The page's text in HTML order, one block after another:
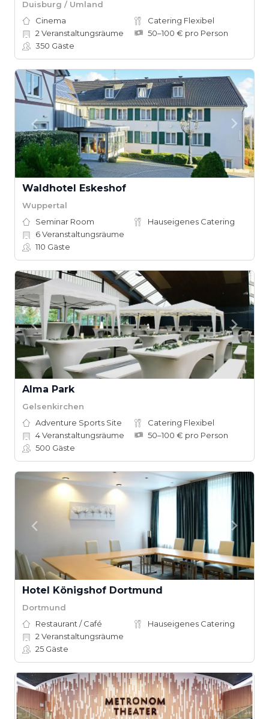
Duisburg / Umland
Cinema
Catering Flexibel
2 Veranstaltungsräume
50–100 € pro Person
350 Gäste
Waldhotel Eskeshof
Wuppertal
Seminar Room
Hauseigenes Catering
6Veranstaltungsräume
110 Gäste
Alma Park
Gelsenkirchen
Adventure Sports Site
Catering Flexibel
4Veranstaltungsräume
50–100 € pro Person
500 Gäste
Hotel Königshof Dortmund
Dortmund
Restaurant / Café
Hauseigenes Catering
2 Veranstaltungsräume
25 Gäste